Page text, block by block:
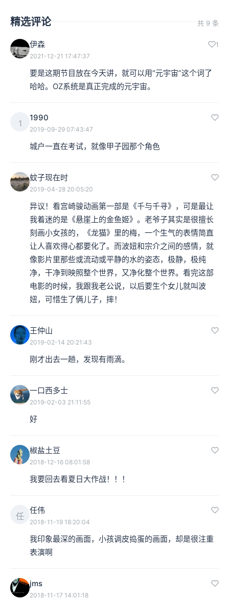
《数码宝贝大冒险 我们的战争游戏！》（ぼくらのウォー
ゲーム!）。我看的过程之中就不停地惊呼，这不就是《夏
日大作战》吗，这不是一模一样吗？
3000：对，一模一样。
《数码宝贝 我们的战争游戏》デジモンアドベンチャー ぼくらのウォ
本集编辑：lavie
精选评论 共 9 条
伊森 1
2021-12-21 17:47:37
要是这期节目放在今天讲，就可以用“元宇宙”这个词了
哈哈。OZ系统是真正完成的元宇宙。
1
1990
2019-09-29 07:43:47
城户一直在考试，就像甲子园那个角色
蚊子现在时
2019-04-28 20:05:20
异议！看宫崎骏动画第一部是《千与千寻》，可是最让
我着迷的是《悬崖上的金鱼姬》。老爷子其实是很擅长
刻画小女孩的，《龙猫》里的梅，一个生气的表情简直
让人喜欢得心都要化了。而波妞和宗介之间的感情，就
像影片里那些或流动或平静的水的姿态，极静，极纯
净，干净到映照整个世界，又净化整个世界。看完这部
电影的时候，我跟我老公说，以后要生个女儿就叫波
妞，可惜生了俩儿子，摔！
王仲山
2019-02-14 20:21:43
刚才出去一趟，发现有雨滴。
一口西多士
2019-02-03 21:11:55
好
椒盐土豆
2018-12-16 08:01:58
我要回去看夏日大作战！！！
任
任伟
2018-11-19 18:20:04
我印象最深的画面，小孩调皮捣蛋的画面，却是很注重
表演啊
jms
2018-11-17 14:01:18